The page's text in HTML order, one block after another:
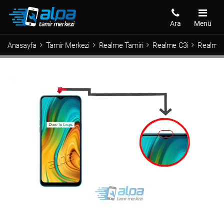
Menü
Ara
Anasayfa Tamir Merkezi Realme Tamiri Realme C3i Realme